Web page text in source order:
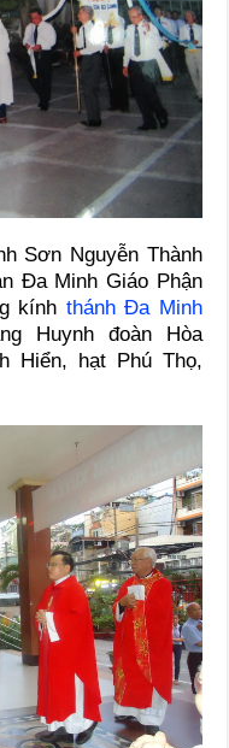
Sơn Nguyễn Thành
Đa Minh Giáo Phận
kính thánh Đa Minh
Huynh đoàn Hòa
Hiển, hạt Phú Thọ,